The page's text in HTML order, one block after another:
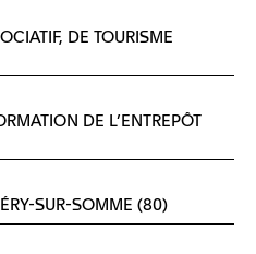
DE TOURISME
DE L’ENTREPÔT
SUR-SOMME (80)